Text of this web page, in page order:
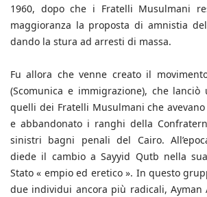
1960, dopo che i Fratelli Musulmani
maggioranza la proposta di amnistia
dando la stura ad arresti di massa.
Fu allora che venne creato il
(Scomunica e immigrazione), che
quelli dei Fratelli Musulmani che avevano
e abbandonato i ranghi della
sinistri bagni penali del Cairo.
diede il cambio a Sayyid Qutb nella
Stato « empio ed eretico ». In questo
due individui ancora più radicali, Ayman